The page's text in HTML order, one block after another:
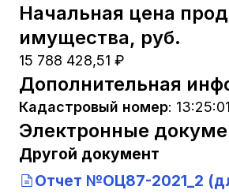
Начальная цена
имущества, руб.
15 788 428,51 ₽
Дополнительная
Кадастровый номер:
Электронные
Другой документ
Отчет №ОЦ87-2021_2